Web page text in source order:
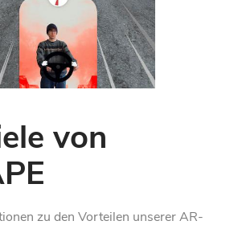
von
zu den Vorteilen unserer AR-